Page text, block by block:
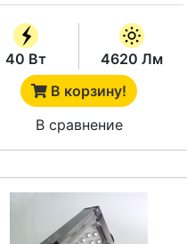
40 Вт
4620 Лм
В корзину!
В сравнение